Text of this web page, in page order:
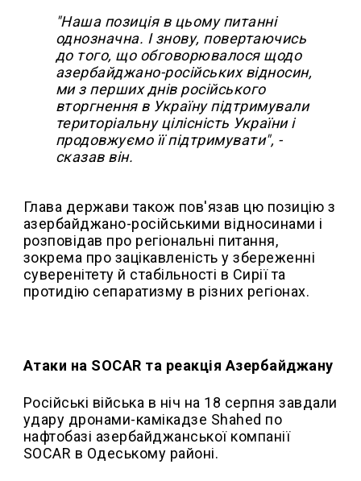
"Наша позиція в цьому питанні
однозначна. І знову, повертаючись
до того, що обговорювалося щодо
азербайджано-російських відносин,
ми з перших днів російського
вторгнення в Україну підтримували
територіальну цілісність України і
продовжуємо її підтримувати", -
сказав він.
Глава держави також пов'язав цю позицію з
азербайджано-російськими відносинами і
розповідав про регіональні питання,
зокрема про зацікавленість у збереженні
суверенітету й стабільності в Сирії та
протидію сепаратизму в різних регіонах.
Атаки на SOCAR та реакція Азербайджану
Російські війська в ніч на 18 серпня завдали
удару дронами-камікадзе Shahed по
нафтобазі азербайджанської компанії
SOCAR в Одеському районі.